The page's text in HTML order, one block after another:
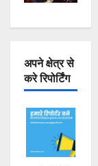
अपने क्षेत्र से
करे रिपोर्टिंग